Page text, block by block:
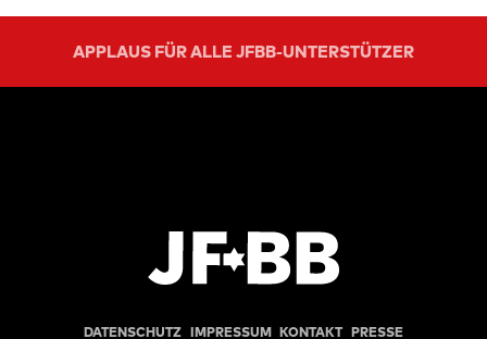
APPLAUS FÜR ALLE JFBB-UNTERSTÜTZER
DATENSCHUTZ IMPRESSUM KONTAKT PRESSE